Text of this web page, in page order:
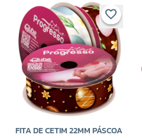
FITA DE CETIM 22MM PÁSCOA